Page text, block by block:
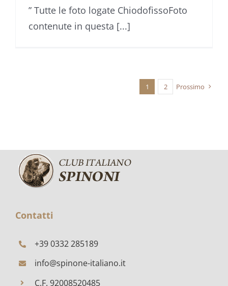
” Tutte le foto logate ChiodofissoFoto
contenute in questa [...]
1 2 Prossimo
Contatti
+39 0332 285189
info@spinone-italiano.it
C.F. 92008520485